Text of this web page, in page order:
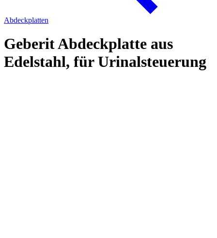
Abdeckplatten
Geberit Abdeckplatte aus
Edelstahl, für Urinalsteuerung